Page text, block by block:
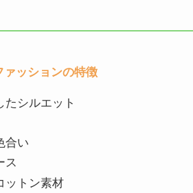
ッションの特徴
たシルエット
合い
ス
ットン素材